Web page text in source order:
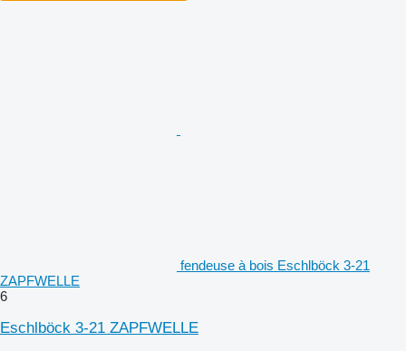
fendeuse à bois Eschlböck 3-21
ZAPFWELLE
6
Eschlböck 3-21 ZAPFWELLE